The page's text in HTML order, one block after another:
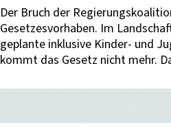
Der Bruch der
Gesetzesvorhaben. Im
geplante inklusive Kinder- und
kommt das Gesetz nicht mehr.